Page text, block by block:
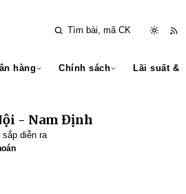
hàng Chính sách Lãi suất &
- Nam Định
sắp diễn ra